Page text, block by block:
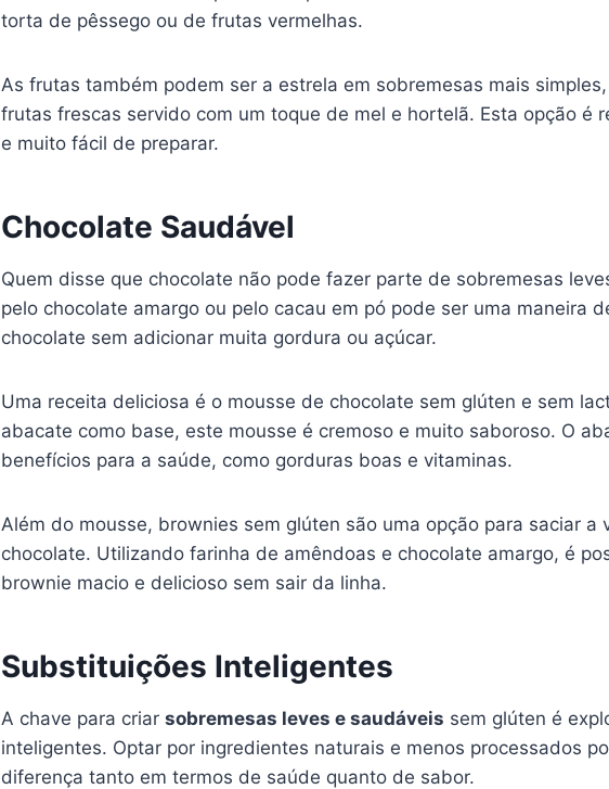
torta de pêssego ou de frutas vermelhas.
As frutas também podem ser a estrela em sobremesas mais
frutas frescas servido com um toque de mel e hortelã. Esta opção é
e muito fácil de preparar.
Chocolate Saudável
Quem disse que chocolate não pode fazer parte de sobremesas
pelo chocolate amargo ou pelo cacau em pó pode ser uma maneira
chocolate sem adicionar muita gordura ou açúcar.
Uma receita deliciosa é o mousse de chocolate sem glúten e sem
abacate como base, este mousse é cremoso e muito saboroso. O
benefícios para a saúde, como gorduras boas e vitaminas.
Além do mousse, brownies sem glúten são uma opção para saciar a
chocolate. Utilizando farinha de amêndoas e chocolate amargo, é
brownie macio e delicioso sem sair da linha.
Substituições Inteligentes
A chave para criar sobremesas leves e saudáveis sem glúten é
inteligentes. Optar por ingredientes naturais e menos processados
diferença tanto em termos de saúde quanto de sabor.